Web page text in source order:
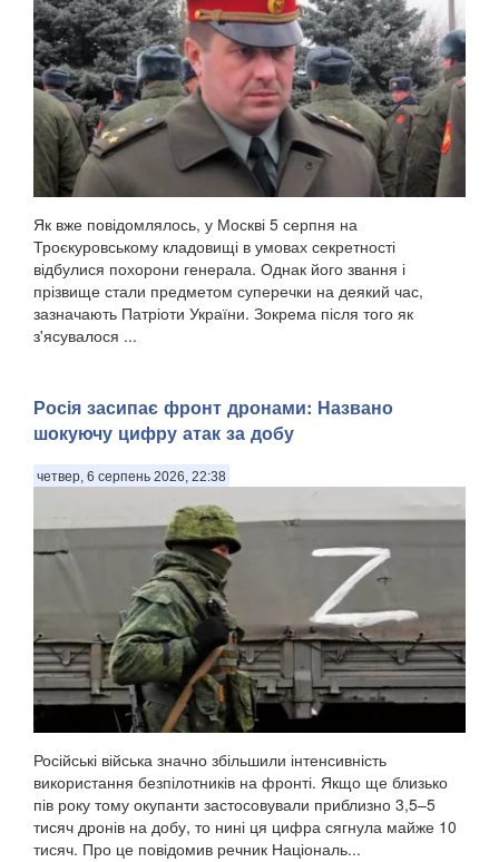
Як вже повідомлялось, у Москві 5 серпня на
Троєкуровському кладовищі в умовах секретності
відбулися похорони генерала. Однак його звання і
прізвище стали предметом суперечки на деякий час,
зазначають Патріоти України. Зокрема після того як
з'ясувалося ...
Росія засипає фронт дронами: Названо
шокуючу цифру атак за добу
четвер, 6 серпень 2026, 22:38
Російські війська значно збільшили інтенсивність
використання безпілотників на фронті. Якщо ще близько
пів року тому окупанти застосовували приблизно 3,5–5
тисяч дронів на добу, то нині ця цифра сягнула майже 10
тисяч. Про це повідомив речник Національ...